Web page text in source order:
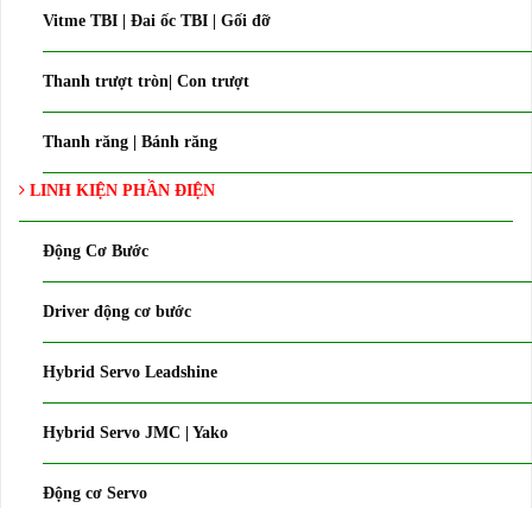
Vitme TBI | Đai ốc TBI | Gối đỡ
Thanh trượt tròn| Con trượt
Thanh răng | Bánh răng
LINH KIỆN PHẦN ĐIỆN
Động Cơ Bước
Driver động cơ bước
Hybrid Servo Leadshine
Hybrid Servo JMC | Yako
Động cơ Servo